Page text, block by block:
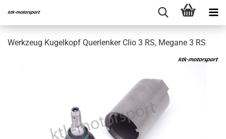
Werkzeug Kugelkopf Querlenker Clio 3 RS, Megane 3 RS